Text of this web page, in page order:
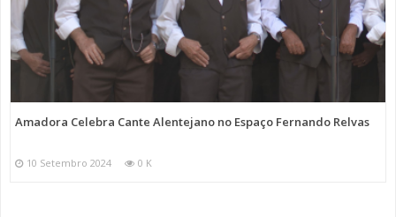
Amadora Celebra Cante Alentejano no Espaço Fernando Relvas
10 Setembro 2024 0 K